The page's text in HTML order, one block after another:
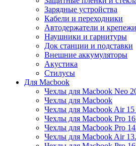
Зарядные устройства
Кабели и переходники
Автодержатели и крепежи
Наушники и гарнитуры
Док станции и подставки
Внешние аккумуляторы
Акустика
Стилусы
Для Macbook
Чехлы для Macbook Neo
Чехлы для Macbook
Чехлы для Macbook Air 15
Чехлы для Macbook Pro
Чехлы для Macbook Pro
Чехлы для Macbook Air